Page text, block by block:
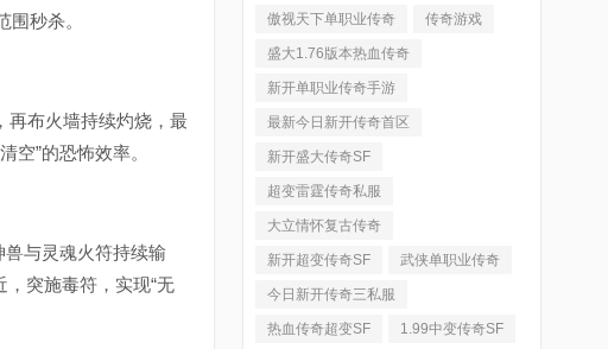
秒杀。
布火墙持续灼烧，最
空”的恐怖效率。
与灵魂火符持续输
突施毒符，实现“无
傲视天下单职业传奇 传奇游戏
盛大1.76版本热血传奇
新开单职业传奇手游
最新今日新开传奇首区
新开盛大传奇SF
超变雷霆传奇私服
大立情怀复古传奇
新开超变传奇SF 武侠单职业传奇
今日新开传奇三私服
热血传奇超变SF 1.99中变传奇SF